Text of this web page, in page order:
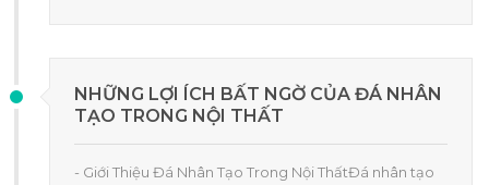
NHỮNG LỢI ÍCH BẤT NGỜ CỦA ĐÁ NHÂN
TẠO TRONG NỘI THẤT
- Giới Thiệu Đá Nhân Tạo Trong Nội ThấtĐá nhân tạo